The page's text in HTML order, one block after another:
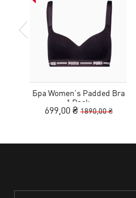
Бра Women's Padded Bra
1 Pack
699,00 ₴ 1890,00 ₴